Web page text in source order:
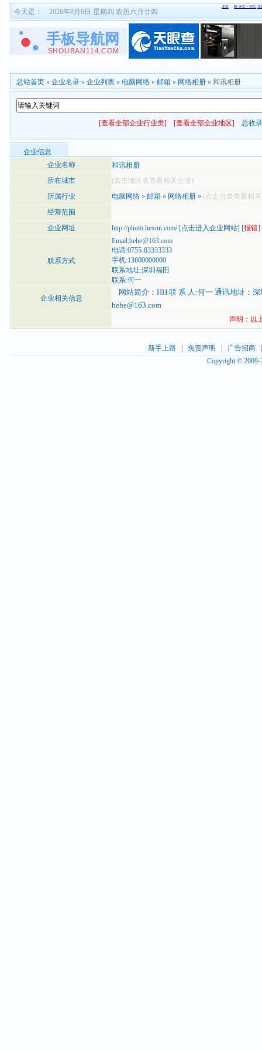
今天是： 2026年8月6日 星期四 农历六月廿四
总站首页 » 企业名录 » 企业列表 » 电脑网络 » 邮箱 » 网络相册 » 和讯相册
[查看全部企业行业类] [查看全部企业地区] 总收
企业信息
企业名称
和讯相册
所在城市
(点击地区名查看相关企业)
所属行业
电脑网络 » 邮箱 » 网络相册 » (点击分类查看相
经营范围
企业网址
http://photo.hexun.com/[点击进入企业网站] [报错]
联系方式
Email:hehe@163.com
电话:0755-83333333
手机:13600000000
联系地址:深圳福田
联系:何一
企业相关信息
网站简介：HH 联 系 人:何一 通讯地址：
hehe@163.com
声明：以
新手上路| 免责声明 广告招商
Copyright ©